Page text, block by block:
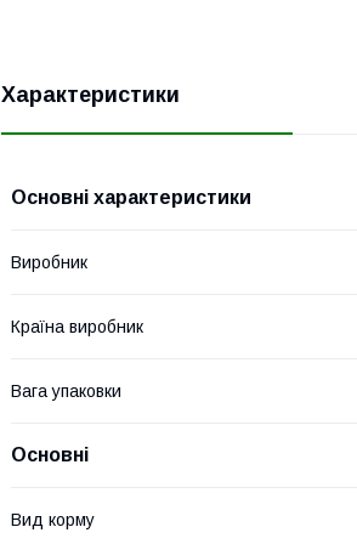
Характеристики
Основні характеристики
Виробник
Країна виробник
Вага упаковки
Основні
Вид корму